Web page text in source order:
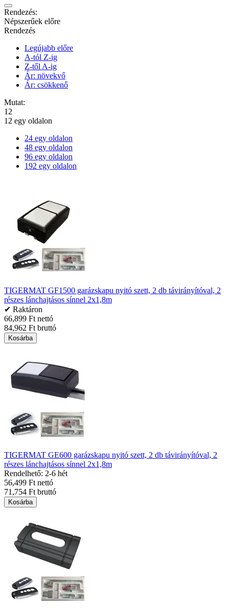
Rendezés:
Népszerűek előre
Rendezés
Legújabb előre
A-tól Z-ig
Z-től A-ig
Ár: növekvő
Ár: csökkenő
Mutat:
12
12 egy oldalon
24 egy oldalon
48 egy oldalon
96 egy oldalon
192 egy oldalon
TIGERMAT GF1500 garázskapu nyitó szett, 2 db távirányítóval, 2
részes lánchajtásos sínnel 2x1,8m
✔ Raktáron
66,899 Ft nettó
84,962 Ft bruttó
Kosárba
TIGERMAT GE600 garázskapu nyitó szett, 2 db távirányítóval, 2
részes lánchajtásos sínnel 2x1,8m
Rendelhető: 2-6 hét
56,499 Ft nettó
71,754 Ft bruttó
Kosárba